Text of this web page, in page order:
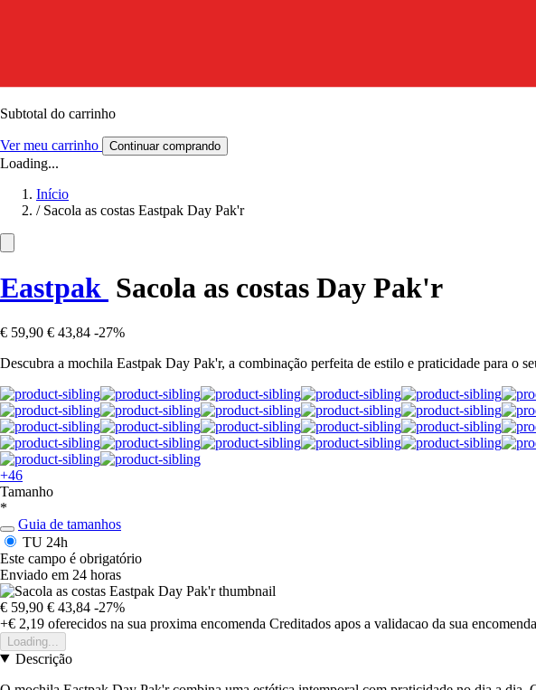
Subtotal do carrinho
Ver meu carrinho Continuar comprando
Loading...
Início
/ Sacola as costas Eastpak Day Pak'r
Eastpak Sacola as costas Day Pak'r
€ 59,90 € 43,84 -27%
Descubra a mochila Eastpak Day Pak'r, a combinação perfeita de estilo e praticidade para o
+46
Tamanho
*
Guia de tamanhos
TU 24h
Este campo é obrigatório
Enviado em 24 horas
€ 59,90 € 43,84 -27%
+€ 2,19 oferecidos na sua proxima encomenda Creditados apos a validacao da sua encomenda
Loading...
Descrição